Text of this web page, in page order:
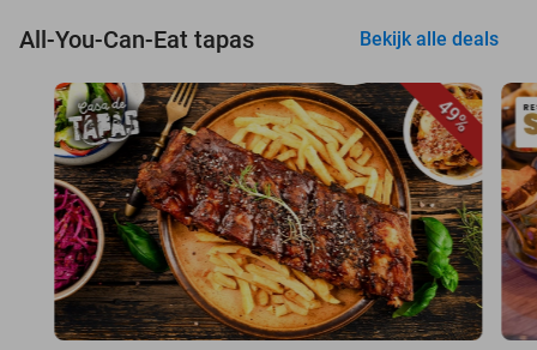
All-You-Can-Eat tapas Bekijk alle deals
49%